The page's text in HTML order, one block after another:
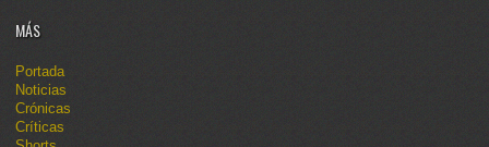
MÁS
Portada
Noticias
Crónicas
Críticas